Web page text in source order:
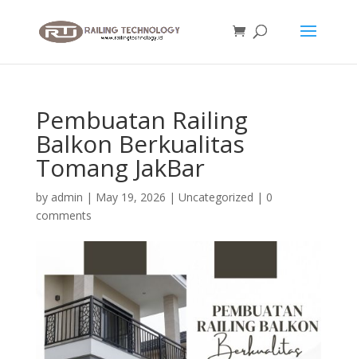
Pembuatan Railing
Balkon Berkualitas
Tomang JakBar
by admin | May 19, 2026 | Uncategorized | 0
comments